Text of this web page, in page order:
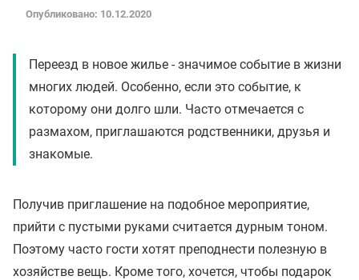
Опубликовано: 10.12.2020
Переезд в новое жилье - значимое событие в жизни
многих людей. Особенно, если это событие, к
которому они долго шли. Часто отмечается с
размахом, приглашаются родственники, друзья и
знакомые.
Получив приглашение на подобное мероприятие,
прийти с пустыми руками считается дурным тоном.
Поэтому часто гости хотят преподнести полезную в
хозяйстве вещь. Кроме того, хочется, чтобы подарок